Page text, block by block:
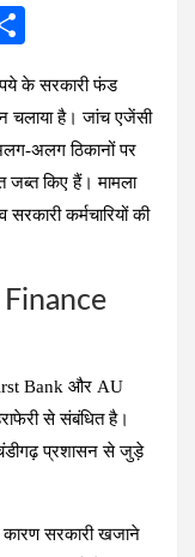
m
ar
e
के सरकारी फंड
चलाया है। जांच एजेंसी
अलग ठिकानों पर
जब्त किए हैं। मामला
कर्मचारियों की
Bank और AU
से संबंधित है।
प्रशासन से जुड़े
कारण सरकारी खजाने